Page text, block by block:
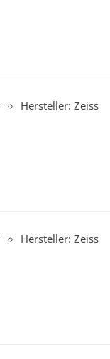
Hersteller: Zeiss
Hersteller: Zeiss